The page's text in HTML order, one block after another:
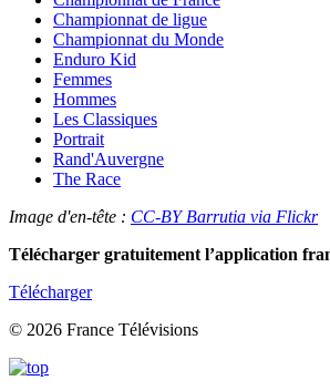
Championnat de ligue
Championnat du Monde
Enduro Kid
Femmes
Hommes
Les Classiques
Portrait
Rand'Auvergne
The Race
Image d'en-tête : CC-BY Barrutia via Flickr
Télécharger gratuitement l’application
Télécharger
© 2026 France Télévisions